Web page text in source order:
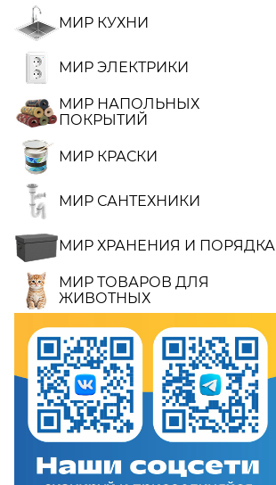
МИР КУХНИ
МИР ЭЛЕКТРИКИ
МИР НАПОЛЬНЫХ
ПОКРЫТИЙ
МИР КРАСКИ
МИР САНТЕХНИКИ
МИР ХРАНЕНИЯ И ПОРЯДКА
МИР ТОВАРОВ ДЛЯ
ЖИВОТНЫХ